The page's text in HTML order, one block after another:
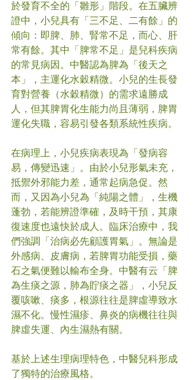
於發育不全的「雛形」階段。在五臟辨
證中，小兒具有「三不足、二有餘」的
傾向：即脾、肺、腎常不足，而心、肝
常有餘。其中「脾常不足」是兒科疾病
的常見病因。中醫認為脾為「後天之
本」，主運化水穀精微。小兒的生長發
育對營養（水穀精微）的需求遠勝成
人，但其脾胃化生能力尚且薄弱，脾胃
運化失職，容易引發各類系統性疾病。
在病理上，小兒疾病表現為「發病容
易，傳變迅速」。由於小兒形氣未充，
抵禦外邪能力差，通常起病急促。然
而，又因為小兒為「純陽之體」，生機
蓬勃，若能辨證準確，及時干預，其康
復速度也遠快於成人。臨床治療中，我
們強調「治病必先顧護胃氣」。無論是
外感病、皮膚病，若脾胃功能受損，藥
石之氣便難以輸布全身。中醫有云「脾
為生痰之源，肺為貯痰之器」，小兒反
覆咳嗽、痰多，根源往往是脾虛導致水
濕不化。慢性濕疹、鼻炎的病機往往與
脾虛失運、內生濕熱有關。
基於上述生理病理特色，中醫兒科形成
了獨特的治療風格。